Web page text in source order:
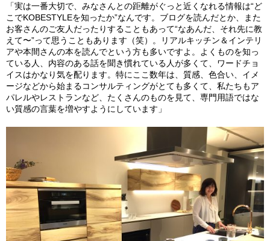
「実は一番大切で、みなさんとの距離がぐっと近くなれる情報は“ど
こでKOBESTYLEを知ったか”なんです。ブログを読んだとか、また
お客さんのご友人だったりすることもあって“なあんだ、それ先に教
えて〜”って思うこともあります（笑）。リアルキッチン＆インテリ
アや本間さんの本を読んでという方も多いですよ。よくものを知っ
ている人、内容のある話を聞き慣れている人が多くて、ワードチョ
イスはかなり気を配ります。特にここ数年は、質感、色合い、イメ
ージなどから始まるコンサルティングがとても多くて、私たちもア
パレルやレストランなど、たくさんのものを見て、専門用語ではな
い質感の言葉を増やすようにしています」